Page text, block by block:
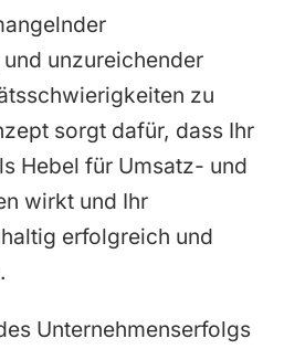
unzureichender
zu
sorgt dafür, dass Ihr
Hebel für Umsatz- und
wirkt und Ihr
erfolgreich und
Unternehmenserfolgs